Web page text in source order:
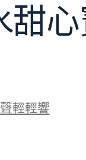
甜
輕輕響